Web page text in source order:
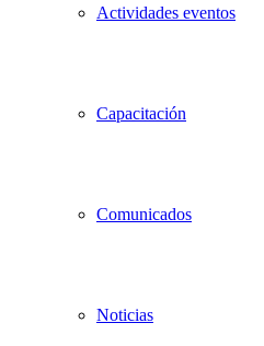
Actividades eventos
Capacitación
Comunicados
Noticias